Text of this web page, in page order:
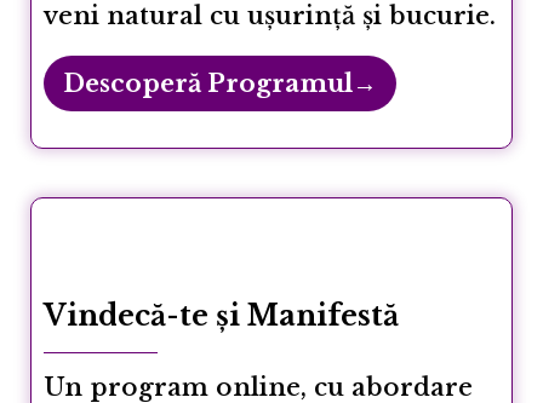
veni natural cu ușurință și bucurie.
Descoperă Programul→
Vindecă-te și Manifestă
Un program online, cu abordare